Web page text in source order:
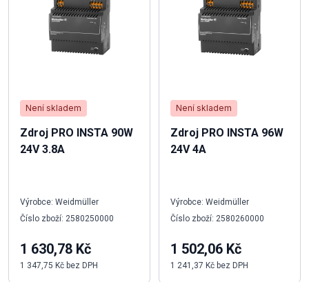
Není skladem
Zdroj PRO INSTA 90W
24V 3.8A
Výrobce: Weidmüller
Číslo zboží: 2580250000
1 630,78 Kč
1 347,75 Kč bez DPH
Není skladem
Zdroj PRO INSTA 96W
24V 4A
Výrobce: Weidmüller
Číslo zboží: 2580260000
1 502,06 Kč
1 241,37 Kč bez DPH